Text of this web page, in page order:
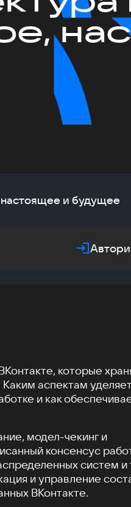
и будущее
которые
Каким аспектам
и как
модел-чекинг и
консенсус
систем и
и управление
ВКонтакте.